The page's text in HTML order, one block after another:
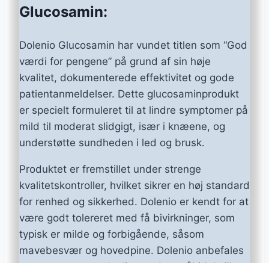
Glucosamin:
Dolenio Glucosamin har vundet titlen som “God
værdi for pengene” på grund af sin høje
kvalitet, dokumenterede effektivitet og gode
patientanmeldelser. Dette glucosaminprodukt
er specielt formuleret til at lindre symptomer på
mild til moderat slidgigt, især i knæene, og
understøtte sundheden i led og brusk.
Produktet er fremstillet under strenge
kvalitetskontroller, hvilket sikrer en høj standard
for renhed og sikkerhed. Dolenio er kendt for at
være godt tolereret med få bivirkninger, som
typisk er milde og forbigående, såsom
mavebesvær og hovedpine. Dolenio anbefales